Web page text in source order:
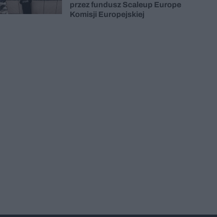
przez fundusz Scaleup Europe
Komisji Europejskiej